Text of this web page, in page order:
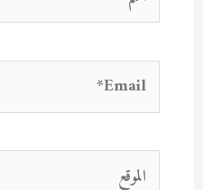
Email*
الموقع